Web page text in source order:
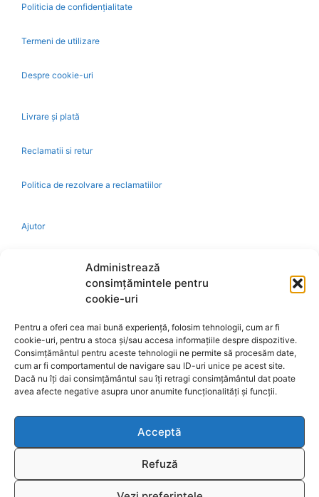
Administrează
consimțămintele pentru
cookie-uri
Pentru a oferi cea mai bună experiență, folosim tehnologii, cum ar fi
cookie-uri, pentru a stoca și/sau accesa informațiile despre dispozitive.
Consimțământul pentru aceste tehnologii ne permite să procesăm date,
cum ar fi comportamentul de navigare sau ID-uri unice pe acest site.
Dacă nu îți dai consimțământul sau îți retragi consimțământul dat poate
avea afecte negative asupra unor anumite funcționalități și funcții.
Acceptă
Refuză
Politicia de confidențialitate
Termeni de utilizare
Despre cookie-uri
Livrare și plată
Reclamatii si retur
Politica de rezolvare a reclamatiilor
Ajutor
Retragere din contract
A.N.P.C.